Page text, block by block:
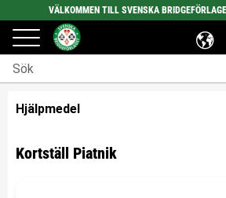
Meny
VÄLKOMMEN TILL SVENSKA
Hjälpmedel
Kortställ Piatnik